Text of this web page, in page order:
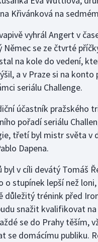
Křivánková na
vyhrál Angert v
se ze čtvrté
na kole do vedení,
a v Praze si na konto
seriálu Challenge.
účastník pražského
pořadí seriálu
třetí byl mistr světa v
Dapena.
byl v cíli devátý Tomáš
o stupínek lepší než
důležitý trénink před
snažit kvalifikovat
se do Prahy těším,
se domácímu publiku.